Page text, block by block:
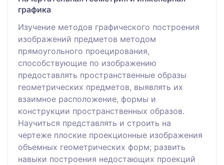
графика
Изучение методов графического построения
изображений предметов методом
прямоугольного проецирования,
способствующие по изображению
предоставлять пространственные образы
геометрических предметов, выявлять их
взаимное расположение, формы и
конструкции пространственных образов.
Научиться представлять и строить на
чертеже плоские проекционные изображения
объемных геометрических форм; развить
навыки построения недостающих проекций